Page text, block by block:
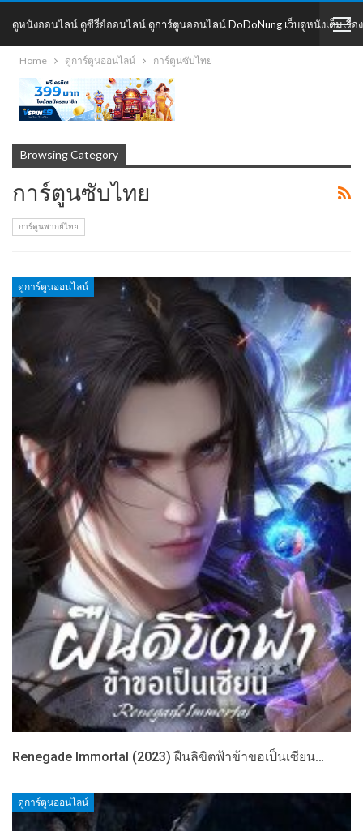
ดูหนังออนไลน์ ดูซีรี่ย์ออนไลน์ ดูการ์ตูนออนไลน์ DoDoNung เว็บดูหนังเต็มเรื่อง
DoDoNung
Home ดูการ์ตูนออนไลน์ การ์ตูนซับไทย
Browsing Category
การ์ตูนซับไทย
การ์ตูนพากย์ไทย
ดูการ์ตูนออนไลน์
Renegade Immortal (2023) ฝืนลิขิตฟ้าข้าขอเป็นเซียน…
ดูการ์ตูนออนไลน์